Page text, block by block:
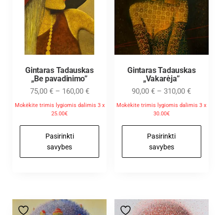
Gintaras Tadauskas
„Be pavadinimo”
75,00 € – 160,00 €
Mokėkite trimis lygiomis dalimis 3 x
25.00€
Pasirinkti
savybes
Gintaras Tadauskas
„Vakarėja”
90,00€ – 310,00€
Mokėkite trimis lygiomis dalimis 3 x
30.00€
Pasirinkti
savybes